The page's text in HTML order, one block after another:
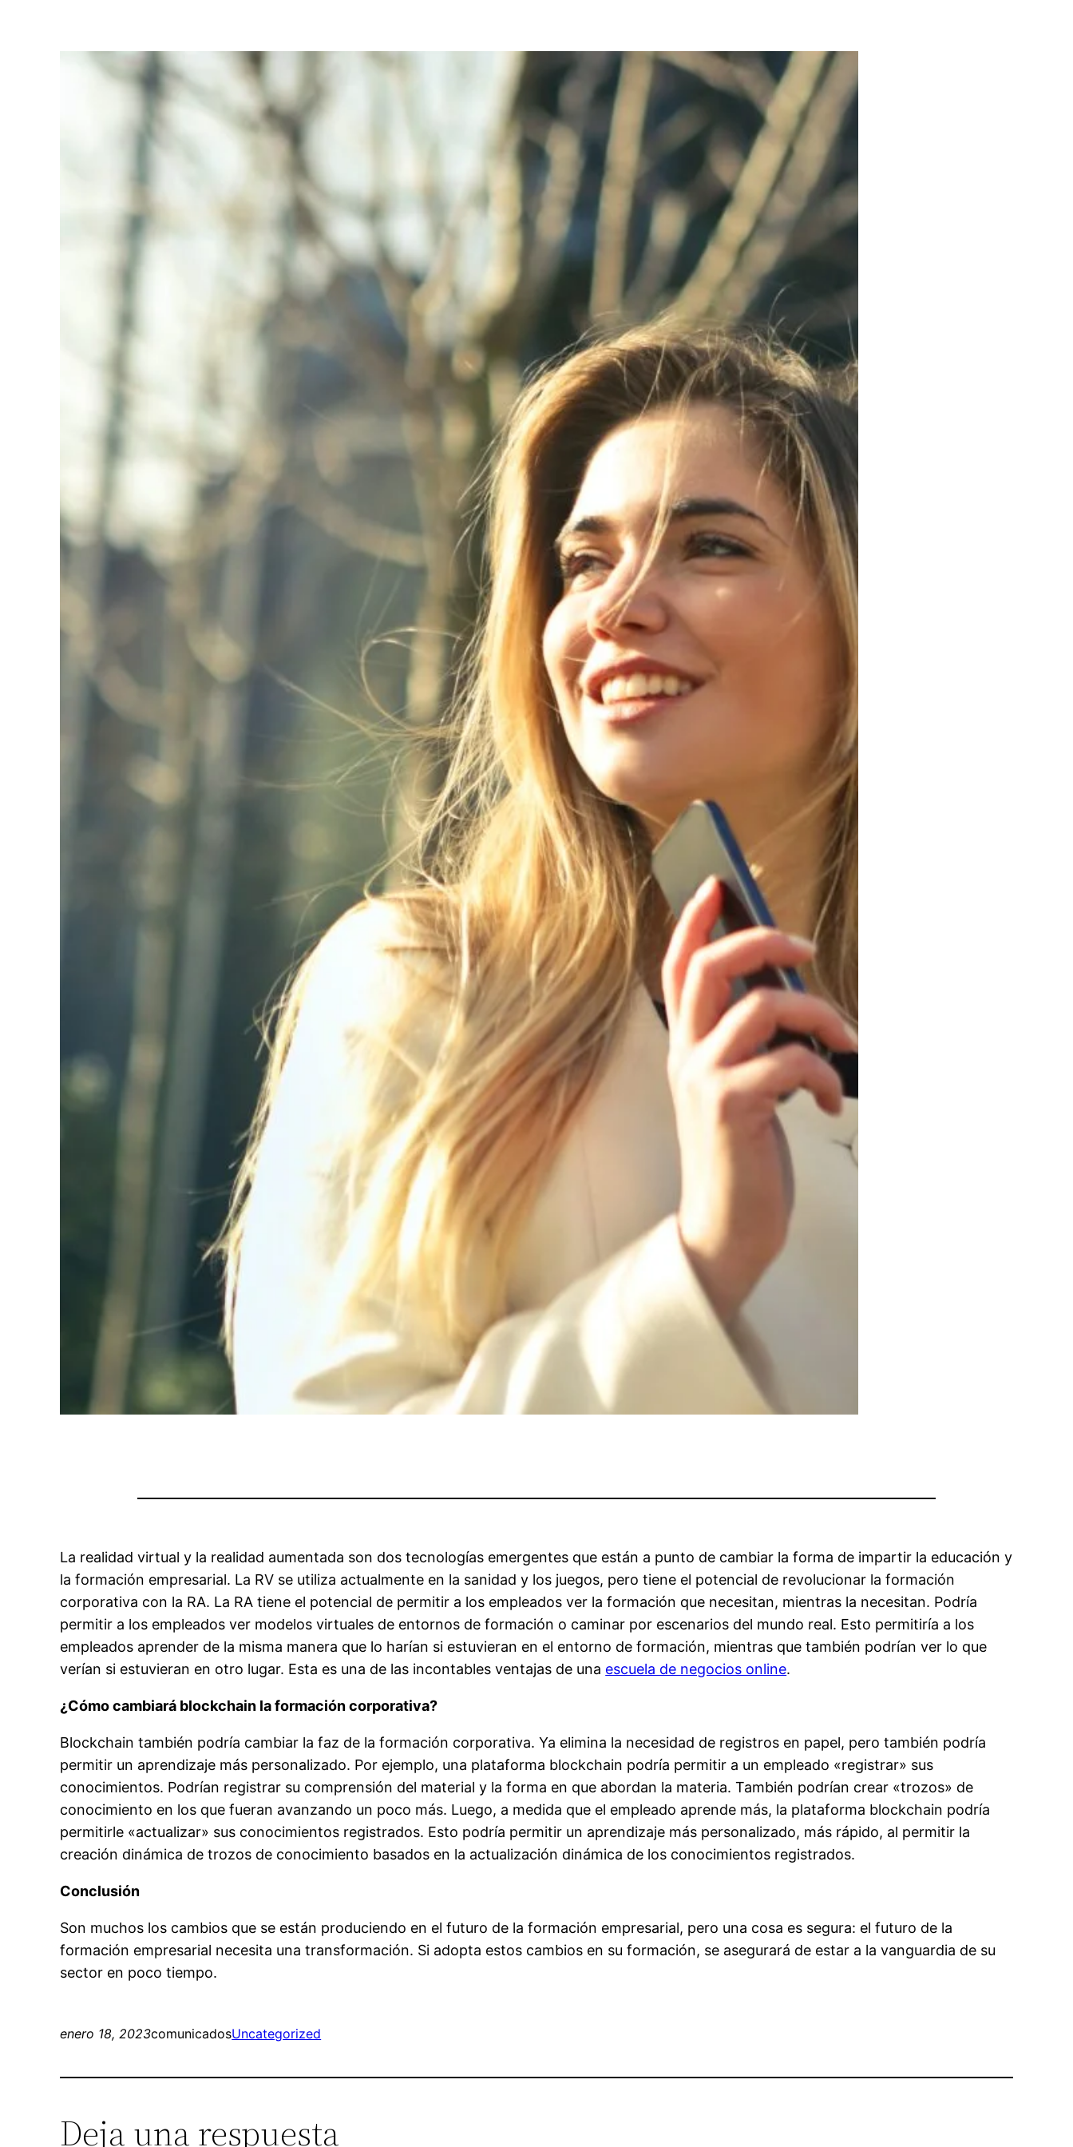
La realidad virtual y la realidad aumentada son dos tecnologías emergentes que están a punto de cambiar la forma de impartir la educación y
la formación empresarial. La RV se utiliza actualmente en la sanidad y los juegos, pero tiene el potencial de revolucionar la formación
corporativa con la RA. La RA tiene el potencial de permitir a los empleados ver la formación que necesitan, mientras la necesitan. Podría
permitir a los empleados ver modelos virtuales de entornos de formación o caminar por escenarios del mundo real. Esto permitiría a los
empleados aprender de la misma manera que lo harían si estuvieran en el entorno de formación, mientras que también podrían ver lo que
verían si estuvieran en otro lugar. Esta es una de las incontables ventajas de una escuela de negocios online.
¿Cómo cambiará blockchain la formación corporativa?
Blockchain también podría cambiar la faz de la formación corporativa. Ya elimina la necesidad de registros en papel, pero también podría
permitir un aprendizaje más personalizado. Por ejemplo, una plataforma blockchain podría permitir a un empleado «registrar» sus
conocimientos. Podrían registrar su comprensión del material y la forma en que abordan la materia. También podrían crear «trozos» de
conocimiento en los que fueran avanzando un poco más. Luego, a medida que el empleado aprende más, la plataforma blockchain podría
permitirle «actualizar» sus conocimientos registrados. Esto podría permitir un aprendizaje más personalizado, más rápido, al permitir la
creación dinámica de trozos de conocimiento basados en la actualización dinámica de los conocimientos registrados.
Conclusión
Son muchos los cambios que se están produciendo en el futuro de la formación empresarial, pero una cosa es segura: el futuro de la
formación empresarial necesita una transformación. Si adopta estos cambios en su formación, se asegurará de estar a la vanguardia de su
sector en poco tiempo.
enero 18, 2023comunicadosUncategorized
Deja una respuesta